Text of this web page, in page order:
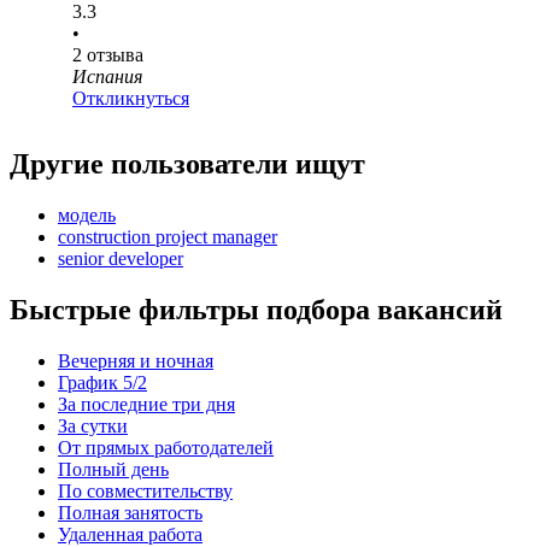
3.3
•
2 отзыва
Испания
Откликнуться
Другие пользователи ищут
модель
construction project manager
senior developer
Быстрые фильтры подбора вакансий
Вечерняя и ночная
График 5/2
За последние три дня
За сутки
От прямых работодателей
Полный день
По совместительству
Полная занятость
Удаленная работа